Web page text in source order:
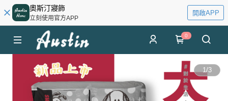
奧斯汀寢飾
立刻使用官方APP
開啟APP
0
1/3